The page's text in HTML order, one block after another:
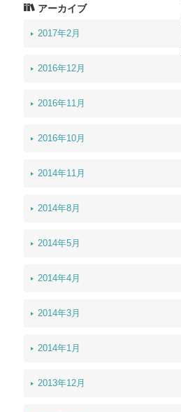
アーカイブ
2017年2月
2016年12月
2016年11月
2016年10月
2014年11月
2014年8月
2014年5月
2014年4月
2014年3月
2014年1月
2013年12月